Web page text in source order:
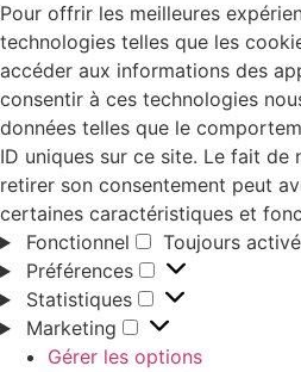
Pour offrir les meilleures
technologies telles que les
accéder aux informations des
consentir à ces technologies
données telles que le
ID uniques sur ce site. Le fait de
retirer son consentement peut
certaines caractéristiques et
Fonctionnel
Toujours activé
Préférences
Statistiques
Marketing
Gérer les options